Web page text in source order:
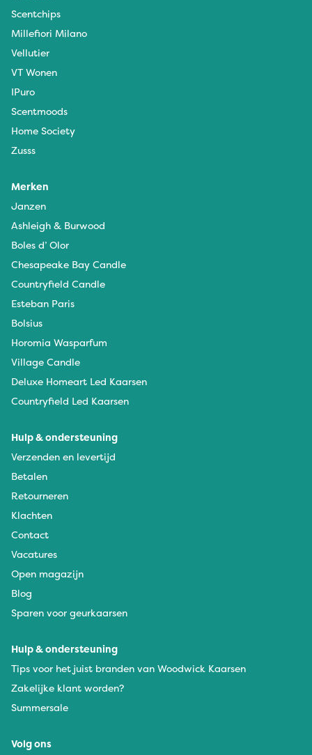
Scentchips
Millefiori Milano
Vellutier
VT Wonen
IPuro
Scentmoods
Home Society
Zusss
Merken
Janzen
Ashleigh & Burwood
Boles d’ Olor
Chesapeake Bay Candle
Countryfield Candle
Esteban Paris
Bolsius
Horomia Wasparfum
Village Candle
Deluxe Homeart Led Kaarsen
Countryfield Led Kaarsen
Hulp & ondersteuning
Verzenden en levertijd
Betalen
Retourneren
Klachten
Contact
Vacatures
Open magazijn
Blog
Sparen voor geurkaarsen
Hulp & ondersteuning
Tips voor het juist branden van Woodwick Kaarsen
Zakelijke klant worden?
Summersale
Volg ons